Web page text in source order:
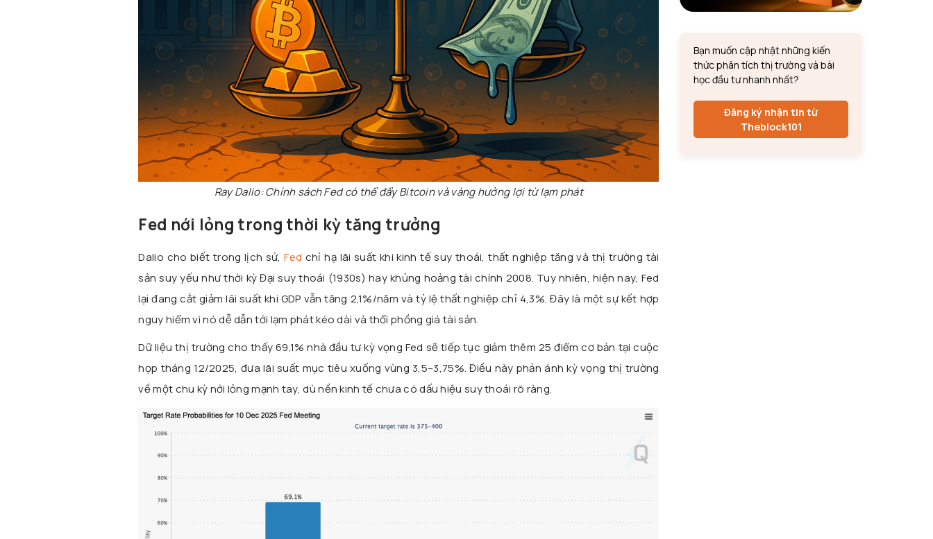
Ray Dalio: Chính sách Fed có thể đẩy Bitcoin và vàng hưởng lợi từ lạm phát
Fed nới lỏng trong thời kỳ tăng trưởng
Dalio cho biết trong lịch sử,Fed chỉ hạ lãi suất khi kinh tế suy thoái, thất nghiệp tăng và thị trường tài
sản suy yếu như thời kỳ Đại suy thoái (1930s) hay khủng hoảng tài chính 2008. Tuy nhiên, hiện nay, Fed
lại đang cắt giảm lãi suất khi GDP vẫn tăng 2,1%/năm và tỷ lệ thất nghiệp chỉ 4,3%. Đây là một sự kết hợp
nguy hiểm vì nó dễ dẫn tới lạm phát kéo dài và thổi phồng giá tài sản.
Dữ liệu thị trường cho thấy 69,1% nhà đầu tư kỳ vọng Fed sẽ tiếp tục giảm thêm 25 điểm cơ bản tại cuộc
họp tháng 12/2025, đưa lãi suất mục tiêu xuống vùng 3,5–3,75%. Điều này phản ánh kỳ vọng thị trường
về một chu kỳ nới lỏng mạnh tay, dù nền kinh tế chưa có dấu hiệu suy thoái rõ ràng.
Bạn muốn cập nhật những kiến
thức phân tích thị trường và bài
học đầu tư nhanh nhất?
Đăng ký nhận tin từ
Theblock101